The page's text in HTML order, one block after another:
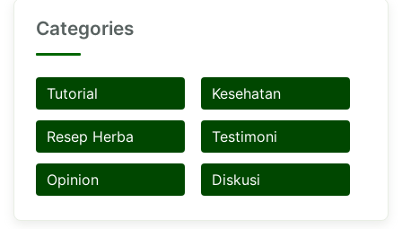
Categories
Tutorial Kesehatan
Resep Herba Testimoni
Opinion Diskusi